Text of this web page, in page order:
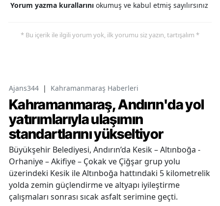
Yorum yazma kurallarını okumuş ve kabul etmiş sayılırsınız
* Bu içerik ile ilgili yorum yok, ilk yorumu siz yazın, tartışalım *
Ajans344 | Kahramanmaraş Haberleri
Kahramanmaraş, Andırın'da yol
yatırımlarıyla ulaşımın
standartlarını yükseltiyor
Büyükşehir Belediyesi, Andırın’da Kesik – Altınboğa -
Orhaniye – Akifiye – Çokak ve Çiğşar grup yolu
üzerindeki Kesik ile Altınboğa hattındaki 5 kilometrelik
yolda zemin güçlendirme ve altyapı iyileştirme
çalışmaları sonrası sıcak asfalt serimine geçti.